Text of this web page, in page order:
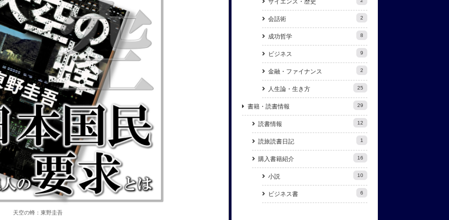
天空の蜂：東野圭吾
サイエンス・歴史
会話術 2
成功哲学 8
ビジネス 9
金融・ファイナンス 2
人生論・生き方 25
書籍・読書情報 29
読書情報 12
読旅読書日記 1
購入書籍紹介 16
小説 10
ビジネス書 6